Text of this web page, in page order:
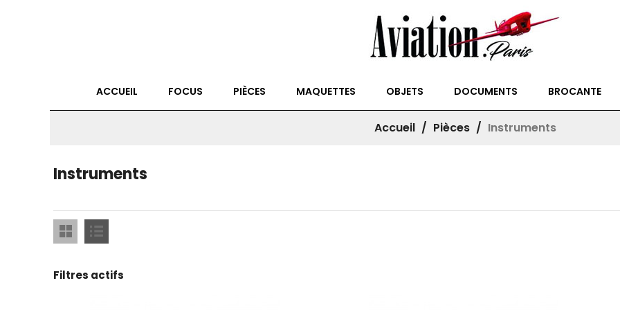
ACCUEIL FOCUS PIÈCES MAQUETTES OBJETS DOCUMENTS BROCANTE
Accueil Pièces Instruments
Instruments
Filtres actifs